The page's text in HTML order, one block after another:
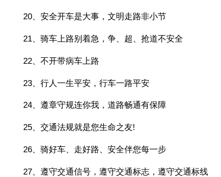
20、安全开车是大事，文明走路非小节
21、骑车上路别着急，争、超、抢道不安全
22、不开带病车上路
23、行人一生平安，行车一路平安
24、遵章守规连你我，道路畅通有保障
25、交通法规就是您生命之友!
26、骑好车、走好路、安全伴您每一步
27、遵守交通信号，遵守交通标志，遵守交通标线